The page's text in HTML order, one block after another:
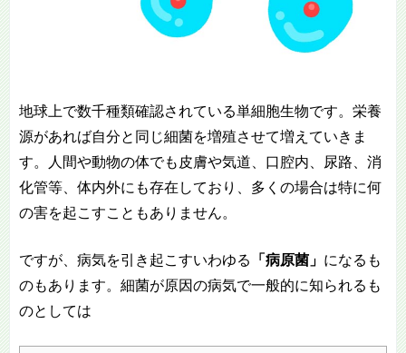
地球上で数千種類確認されている単細胞生物です。栄養
源があれば自分と同じ細菌を増殖させて増えていきま
す。人間や動物の体でも皮膚や気道、口腔内、尿路、消
化管等、体内外にも存在しており、多くの場合は特に何
の害を起こすこともありません。
ですが、病気を引き起こすいわゆる 「病原菌」 になるも
のもあります。細菌が原因の病気で一般的に知られるも
のとしては